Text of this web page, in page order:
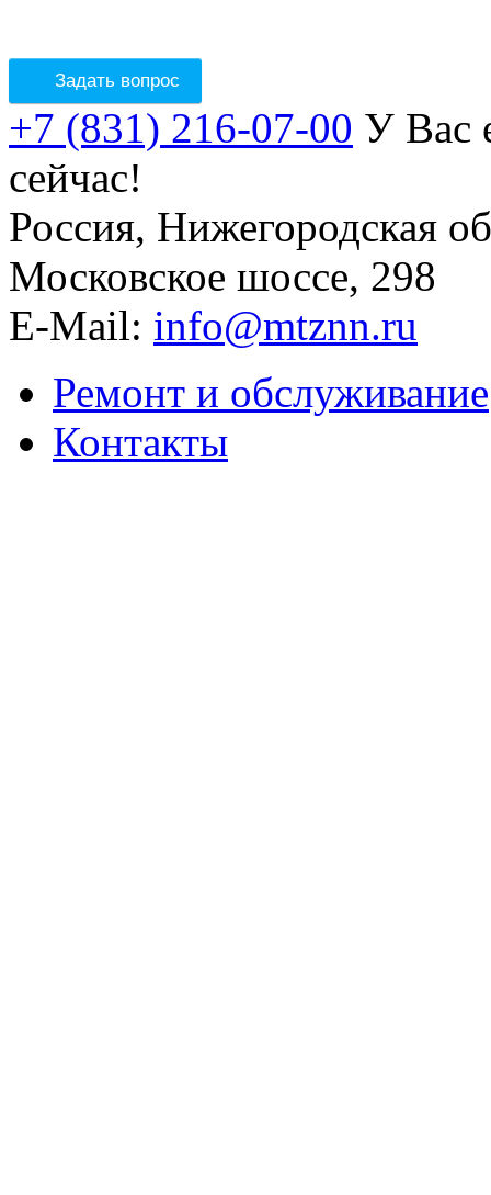
Задать вопрос
+7 (831) 216-07-00 У Вас
сейчас!
Россия, Нижегородская
Московское шоссе, 298
E-Mail: info@mtznn.ru
Ремонт и обслуживание
Контакты